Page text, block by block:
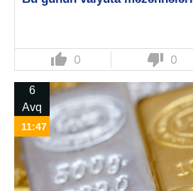
thumb_up 0 thumb_down 0
6
Avq
11:47